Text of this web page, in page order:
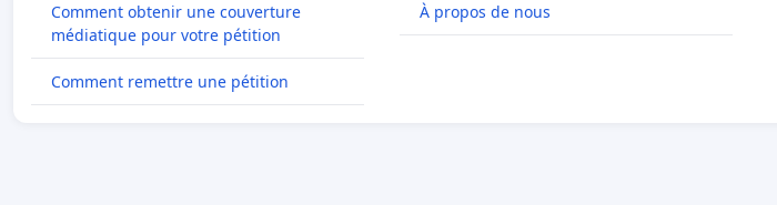
Comment obtenir une couverture
médiatique pour votre pétition
Comment remettre une pétition
À propos de nous